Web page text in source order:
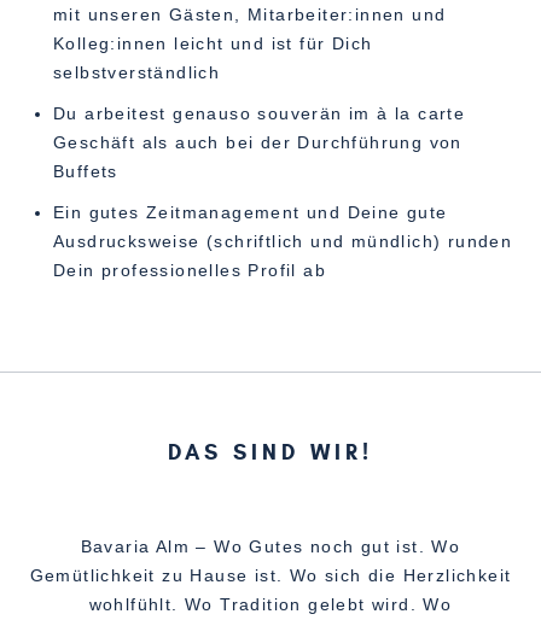
mit unseren Gästen, Mitarbeiter:innen und
Kolleg:innen leicht und ist für Dich
selbstverständlich
Du arbeitest genauso souverän im à la carte
Geschäft als auch bei der Durchführung von
Buffets
Ein gutes Zeitmanagement und Deine gute
Ausdrucksweise (schriftlich und mündlich) runden
Dein professionelles Profil ab
DAS SIND WIR!
Bavaria Alm – Wo Gutes noch gut ist. Wo
Gemütlichkeit zu Hause ist. Wo sich die Herzlichkeit
wohlfühlt. Wo Tradition gelebt wird. Wo